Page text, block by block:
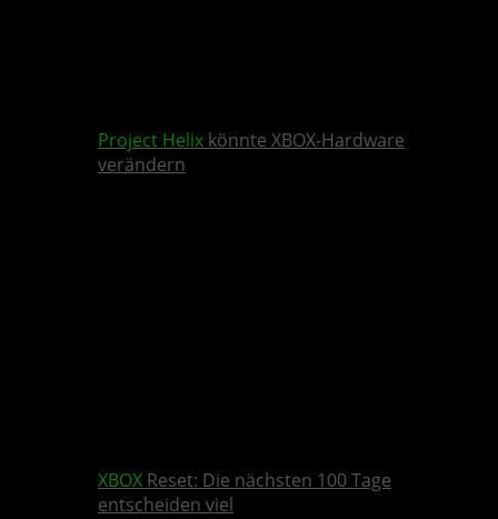
Project Helix könnte XBOX-Hardware
verändern
XBOX Reset: Die nächsten 100 Tage
entscheiden viel